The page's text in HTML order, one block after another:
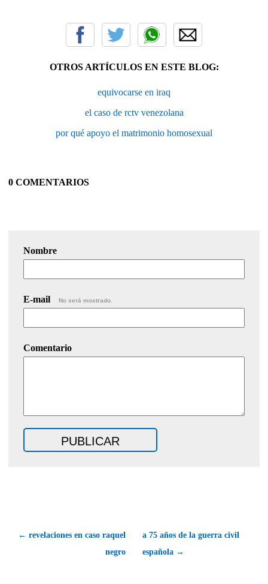
OTROS ARTÍCULOS EN ESTE BLOG:
equivocarse en iraq
el caso de rctv venezolana
por qué apoyo el matrimonio homosexual
0 COMENTARIOS
Nombre
E-mail No será mostrado.
Comentario
← revelaciones en caso raquel
negro
a 75 años de la guerra civil
española →